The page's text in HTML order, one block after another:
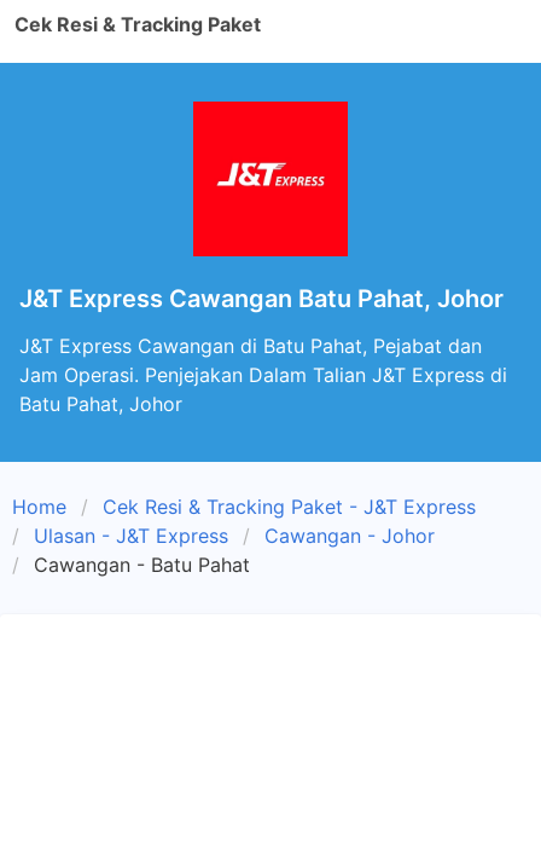
Cek Resi & Tracking Paket
J&T Express Cawangan Batu Pahat, Johor
J&T Express Cawangan di Batu Pahat, Pejabat dan
Jam Operasi. Penjejakan Dalam Talian J&T Express di
Batu Pahat, Johor
Home
Cek Resi & Tracking Paket - J&T Express
Ulasan - J&T Express
Cawangan - Johor
Cawangan - Batu Pahat